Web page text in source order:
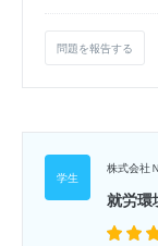
問題を報告する
株式会社
就労環